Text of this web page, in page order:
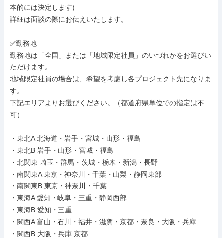
本的には決定します)
詳細は面談の際にお伝えいたします。
✅勤務地
勤務地は「全国」または「地域限定社員」のいづれかをお選びい
ただけます。
地域限定社員の場合は、希望を考慮し各プロジェクト先になりま
す。
下記エリアよりお選びください。（都道府県単位での指定は不
可）
・東北A 北海道・岩手・宮城・山形・福島
・東北B 岩手・山形・宮城・福島
・北関東 埼玉・群馬・茨城・栃木・新潟・長野
・南関東A 東京・神奈川・千葉・山梨・静岡東部
・南関東B 東京・神奈川・千葉
・東海A 愛知・岐阜・三重・静岡西部
・東海B 愛知・三重
・関西A 富山・石川・福井・滋賀・京都・奈良・大阪・兵庫
・関西B 大阪・兵庫 京都